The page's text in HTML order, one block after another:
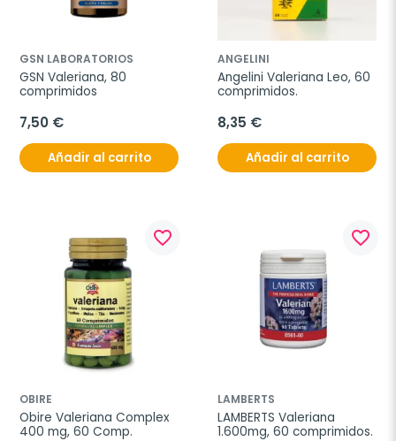
GSN LABORATORIOS
GSN Valeriana, 80
comprimidos
7,50 €
Añadir al carrito
ANGELINI
Angelini Valeriana Leo, 60
comprimidos.
8,35 €
Añadir al carrito
favorite_border
OBIRE
Obire Valeriana Complex
400 mg, 60 Comp.
favorite_border
LAMBERTS
LAMBERTS Valeriana
1.600mg, 60 comprimidos.